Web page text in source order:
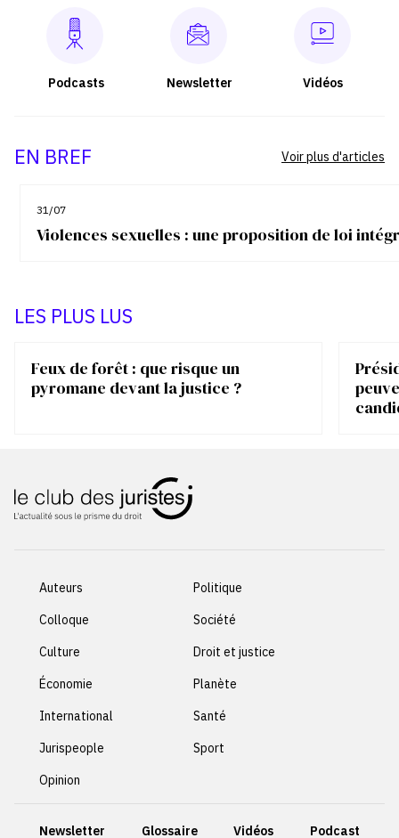
Podcasts Newsletter Vidéos
EN BREF
31/07
Violences sexuelles : une proposition de loi
Voir plus d'articles
LES PLUS LUS
Feux de forêt : que risque un
pyromane devant la justice ?
Auteurs
Colloque
Culture
Économie
International
Jurispeople
Opinion
Politique
Société
Droit et justice
Planète
Santé
Sport
Newsletter Glossaire Vidéos Podcast